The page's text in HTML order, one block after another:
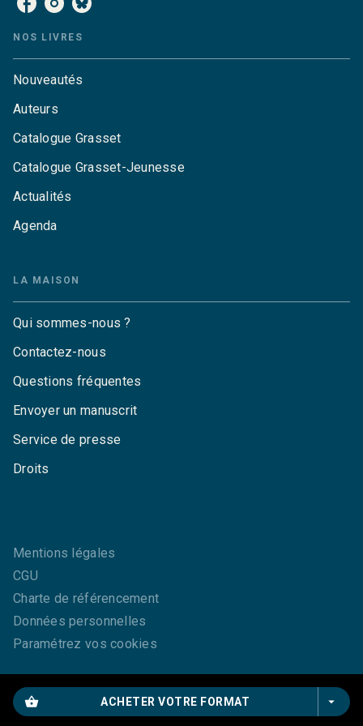
shopping_basket ACHETER VOTRE FORMAT arrow_drop_down
NOS LIVRES
Nouveautés
Auteurs
Catalogue Grasset
Catalogue Grasset-Jeunesse
Actualités
Agenda
LA MAISON
Qui sommes-nous ?
Contactez-nous
Questions fréquentes
Envoyer un manuscrit
Service de presse
Droits
Mentions légales
CGU
Charte de référencement
Données personnelles
Paramétrez vos cookies